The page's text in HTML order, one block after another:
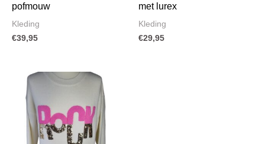
pofmouw
Kleding
€39,95
met lurex
Kleding
€29,95